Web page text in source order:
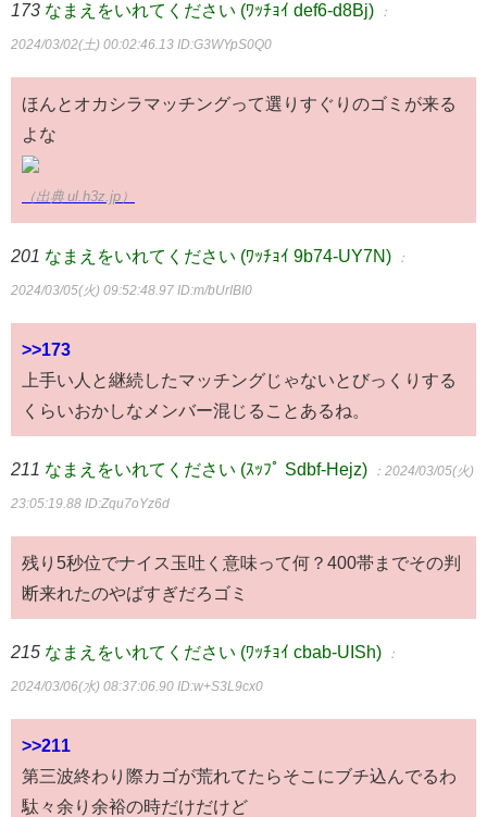
173 なまえをいれてください (ﾜｯﾁｮｲ def6-d8Bj) ：
2024/03/02(土) 00:02:46.13 ID:G3WYpS0Q0
ほんとオカシラマッチングって選りすぐりのゴミが来る
よな
（出典 ul.h3z.jp）
201 なまえをいれてください (ﾜｯﾁｮｲ 9b74-UY7N) ：
2024/03/05(火) 09:52:48.97 ID:m/bUrIBI0
>>173
上手い人と継続したマッチングじゃないとびっくりする
くらいおかしなメンバー混じることあるね。
211 なまえをいれてください (ｽｯﾌﾟ Sdbf-Hejz) ：2024/03/05(火)
23:05:19.88 ID:Zqu7oYz6d
残り5秒位でナイス玉吐く意味って何？400帯までその判
断来れたのやばすぎだろゴミ
215 なまえをいれてください (ﾜｯﾁｮｲ cbab-UISh) ：
2024/03/06(水) 08:37:06.90 ID:w+S3L9cx0
>>211
第三波終わり際カゴが荒れてたらそこにブチ込んでるわ
駄々余り余裕の時だけだけど